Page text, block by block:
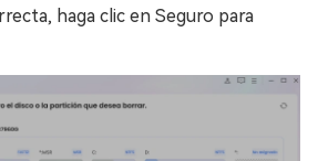
haga clic en Seguro para